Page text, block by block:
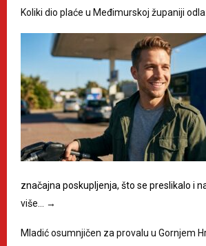
Koliki dio plaće u Međimurskoj županiji
značajna poskupljenja, što se preslikalo i
više…
→
Mladić osumnjičen za provalu u Gornjem